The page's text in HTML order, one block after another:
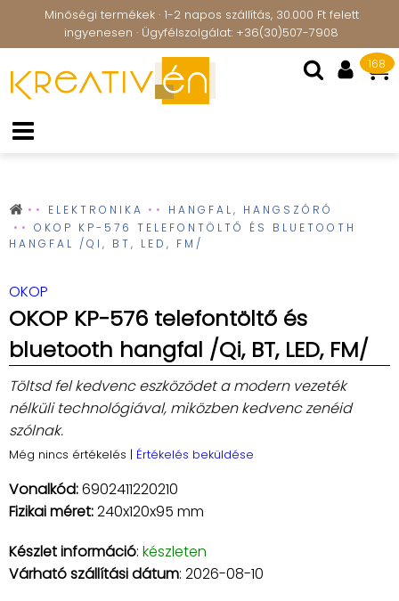
Minőségi termékek · 1-2 napos szállítás, 30.000 Ft felett
ingyenesen · Ügyfélszolgálat: +36(30)507-7908
168
ELEKTRONIKA
HANGFAL, HANGSZÓRÓ
OKOP KP-576 TELEFONTÖLTŐ ÉS BLUETOOTH
HANGFAL /QI, BT, LED, FM/
OKOP
OKOP KP-576 telefontöltő és
bluetooth hangfal /Qi, BT, LED, FM/
Töltsd fel kedvenc eszközödet a modern vezeték
nélküli technológiával, miközben kedvenc zenéid
szólnak.
Még nincs értékelés | Értékelés beküldése
Vonalkód:6902411220210
Fizikai méret:240x120x95 mm
Készlet információ: készleten
Várható szállítási dátum: 2026-08-10